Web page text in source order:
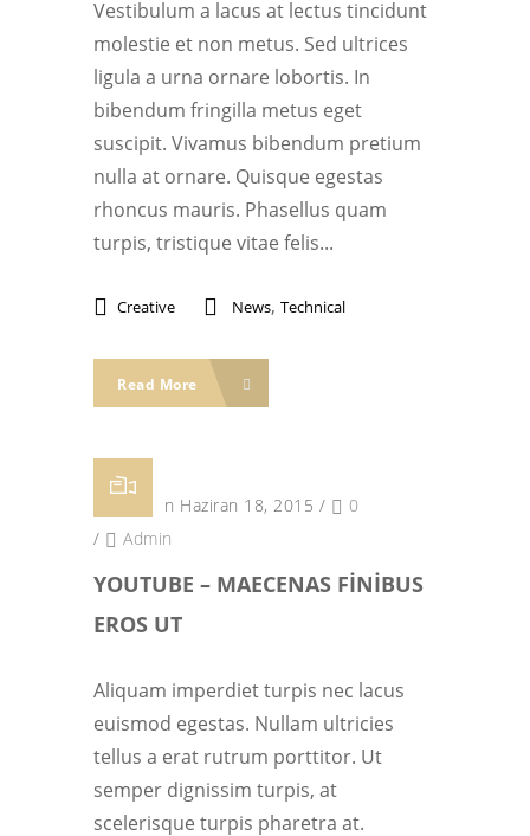
Vestibulum a lacus at lectus tincidunt
molestie et non metus. Sed ultrices
ligula a urna ornare lobortis. In
bibendum fringilla metus eget
suscipit. Vivamus bibendum pretium
nulla at ornare. Quisque egestas
rhoncus mauris. Phasellus quam
turpis, tristique vitae felis...
Creative News, Technical
Read More
Posted on Haziran 18, 2015 /
0
/
Admin
YOUTUBE – MAECENAS FINIBUS
EROS UT
Aliquam imperdiet turpis nec lacus
euismod egestas. Nullam ultricies
tellus a erat rutrum porttitor. Ut
semper dignissim turpis, at
scelerisque turpis pharetra at.